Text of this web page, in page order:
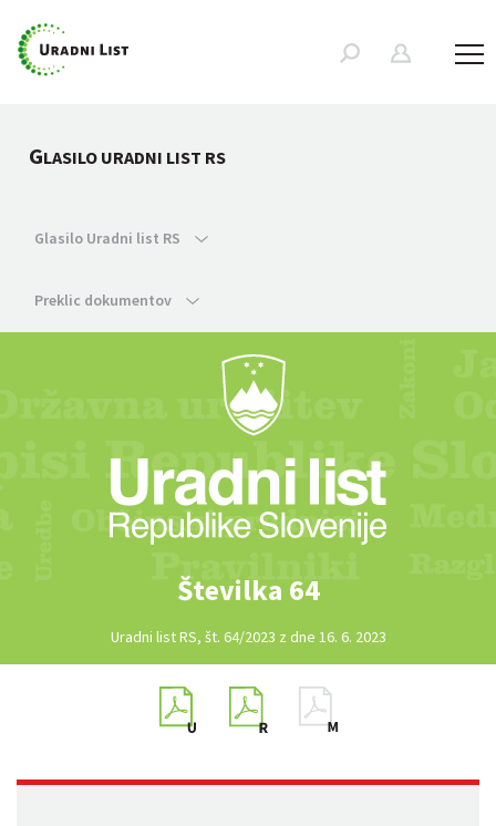
GLASILO URADNI LIST RS
Glasilo Uradni list RS
Preklic dokumentov
Številka 64
Uradni list RS, št. 64/2023 z dne 16. 6. 2023